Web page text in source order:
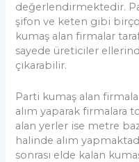
değerlendirmektedir.
şifon ve keten gibi
kumaş alan firmalar
sayede üreticiler
çıkarabilir.
Parti kumaş alan
alım yaparak firmalara
alan yerler ise metre
halinde alım
sonrası elde kalan